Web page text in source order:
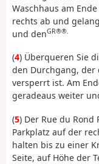
Waschhaus am
rechts ab und
und denGR®®.
(4) Überqueren Sie
den Durchgang, der
versperrt ist. Am
geradeaus weiter
(5) Der Rue du
Parkplatz auf der
halten bis zu einer
Seite, auf Höhe der